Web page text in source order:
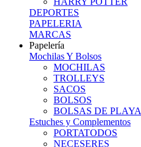
DEPORTES
PAPELERIA
MARCAS
Papelería
Mochilas Y Bolsos
MOCHILAS
TROLLEYS
SACOS
BOLSOS
BOLSAS DE PLAYA
Estuches y Complementos
PORTATODOS
NECESERES